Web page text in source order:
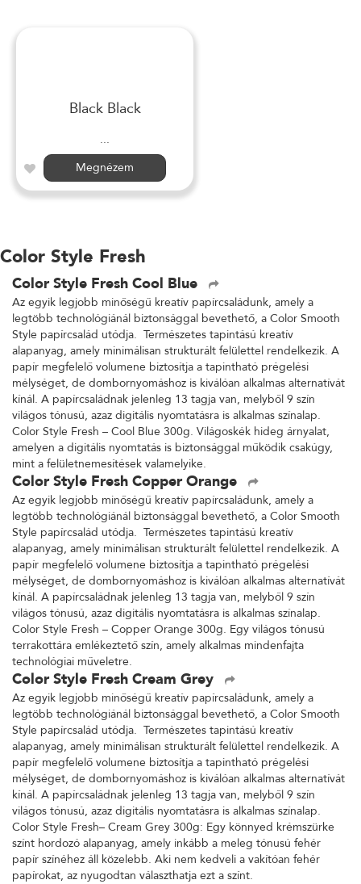
Black Black
...
Megnézem
Color Style Fresh
Color Style Fresh Cool Blue
Az egyik legjobb minőségű kreatív papírcsaládunk, amely a
legtöbb technológiánál biztonsággal bevethető, a Color Smooth
Style papírcsalád utódja. Természetes tapintású kreatív
alapanyag, amely minimálisan strukturált felülettel rendelkezik. A
papír megfelelő volumene biztosítja a tapintható prégelési
mélységet, de dombornyomáshoz is kiválóan alkalmas alternatívát
kínál. A papírcsaládnak jelenleg 13 tagja van, melyből 9 szín
világos tónusú, azaz digitális nyomtatásra is alkalmas színalap.
Color Style Fresh – Cool Blue 300g. Világoskék hideg árnyalat,
amelyen a digitális nyomtatás is biztonsággal működik csakúgy,
mint a felületnemesítések valamelyike.
Color Style Fresh Copper Orange
Az egyik legjobb minőségű kreatív papírcsaládunk, amely a
legtöbb technológiánál biztonsággal bevethető, a Color Smooth
Style papírcsalád utódja. Természetes tapintású kreatív
alapanyag, amely minimálisan strukturált felülettel rendelkezik. A
papír megfelelő volumene biztosítja a tapintható prégelési
mélységet, de dombornyomáshoz is kiválóan alkalmas alternatívát
kínál. A papírcsaládnak jelenleg 13 tagja van, melyből 9 szín
világos tónusú, azaz digitális nyomtatásra is alkalmas színalap.
Color Style Fresh – Copper Orange 300g. Egy világos tónusú
terrakottára emlékeztető szín, amely alkalmas mindenfajta
technológiai műveletre.
Color Style Fresh Cream Grey
Az egyik legjobb minőségű kreatív papírcsaládunk, amely a
legtöbb technológiánál biztonsággal bevethető, a Color Smooth
Style papírcsalád utódja. Természetes tapintású kreatív
alapanyag, amely minimálisan strukturált felülettel rendelkezik. A
papír megfelelő volumene biztosítja a tapintható prégelési
mélységet, de dombornyomáshoz is kiválóan alkalmas alternatívát
kínál. A papírcsaládnak jelenleg 13 tagja van, melyből 9 szín
világos tónusú, azaz digitális nyomtatásra is alkalmas színalap.
Color Style Fresh– Cream Grey 300g: Egy könnyed krémszürke
színt hordozó alapanyag, amely inkább a meleg tónusú fehér
papír színéhez áll közelebb. Aki nem kedveli a vakítóan fehér
papírokat, az nyugodtan választhatja ezt a színt.